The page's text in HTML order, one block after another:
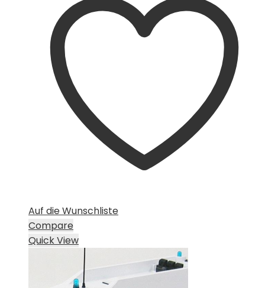
Auf die Wunschliste
Compare
Quick View